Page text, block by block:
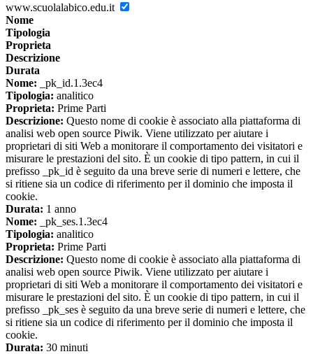
www.scuolalabico.edu.it
Nome
Tipologia
Proprieta
Descrizione
Durata
Nome: _pk_id.1.3ec4
Tipologia: analitico
Proprieta: Prime Parti
Descrizione: Questo nome di cookie è associato alla piattaforma di
analisi web open source Piwik. Viene utilizzato per aiutare i
proprietari di siti Web a monitorare il comportamento dei visitatori e
misurare le prestazioni del sito. È un cookie di tipo pattern, in cui il
prefisso _pk_id è seguito da una breve serie di numeri e lettere, che
si ritiene sia un codice di riferimento per il dominio che imposta il
cookie.
Durata: 1 anno
Nome: _pk_ses.1.3ec4
Tipologia: analitico
Proprieta: Prime Parti
Descrizione: Questo nome di cookie è associato alla piattaforma di
analisi web open source Piwik. Viene utilizzato per aiutare i
proprietari di siti Web a monitorare il comportamento dei visitatori e
misurare le prestazioni del sito. È un cookie di tipo pattern, in cui il
prefisso _pk_ses è seguito da una breve serie di numeri e lettere, che
si ritiene sia un codice di riferimento per il dominio che imposta il
cookie.
Durata: 30 minuti